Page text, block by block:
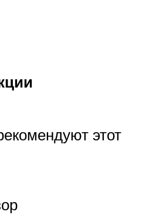
этот